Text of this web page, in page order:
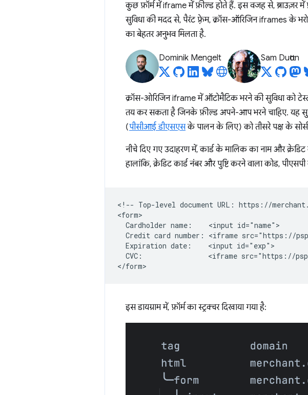
कुछ फ़ॉर्म में iframe में फ़ील्ड होते हैं. इस वजह से, ब्राउज़र
सुविधा की मदद से, पैरंट फ़्रेम, क्रॉस-ऑरिजिन iframes के
का बेहतर अनुभव मिलता है.
Dominik Mengelt Sam Dutton
क्रॉस-ओरिजिन iframe में ऑटोमैटिक भरने की सुविधा को
तय कर सकता है जिनके फ़ील्ड अपने-आप भरने चाहिए. यह
(पीसीआई डीएसएसके पालन के लिए) को तीसरे पक्ष के
नीचे दिए गए उदाहरण में, कार्ड के मालिक का नाम और
हालांकि, क्रेडिट कार्ड नंबर और पुष्टि करने वाला कोड,
<!-- Top-level document URL: https://
<form>
  Cardholder name:    <input id="name">
Credit card number: <iframe src="https://
  Expiration date:    <input id="exp">
CVC:                <iframe src="https://
इस डायग्राम में, फ़ॉर्म का स्ट्रक्चर दिखाया गया है: